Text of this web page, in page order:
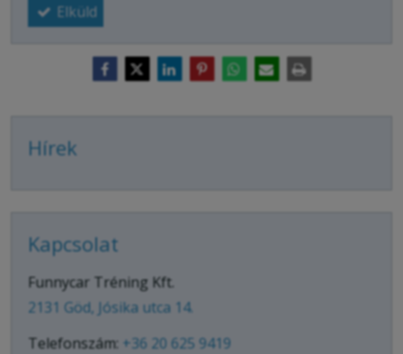
Elküld
Hírek
Kapcsolat
Funnycar Tréning Kft.
2131 Göd, Jósika utca 14.
Telefonszám: +36 20 625 9419